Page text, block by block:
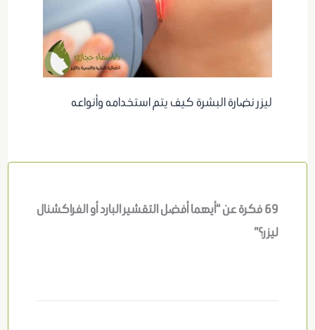
ليزر نضارة البشرة كيف يتم استخدامه وأنواعه
69 فكرة عن “أيهما أفضل التقشير البارد أو الفراكشنال
ليزر؟”